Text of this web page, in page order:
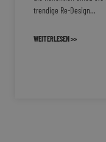
trendige Re-Design…
WEITERLESEN >>